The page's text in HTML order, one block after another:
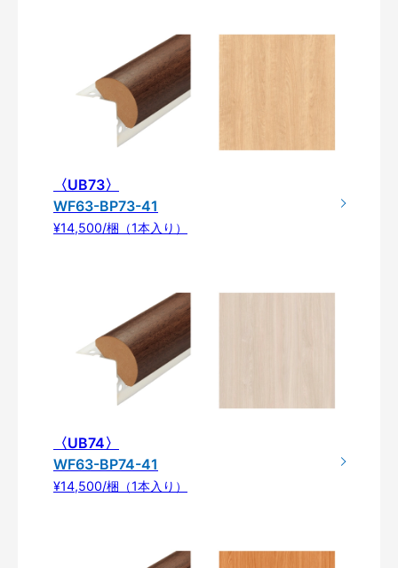
〈UB73〉
WF63-BP73-41
¥14,500/梱（1本入り）
〈UB74〉
WF63-BP74-41
¥14,500/梱（1本入り）